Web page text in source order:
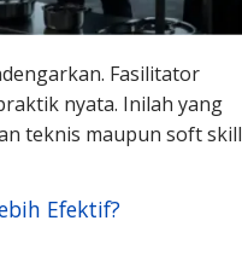
Fasilitator
nyata. Inilah yang
teknis maupun soft skill
Efektif?